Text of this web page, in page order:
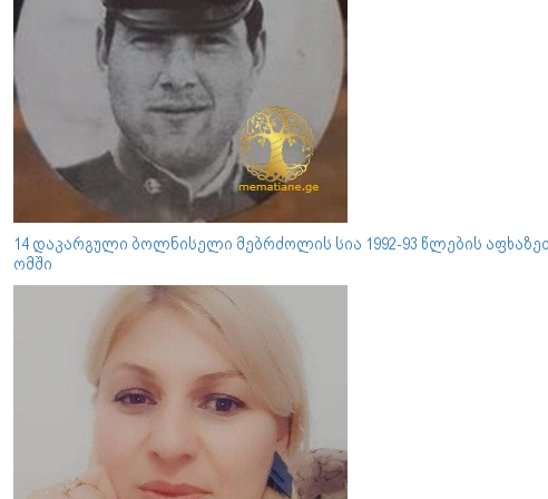
14 დაკარგული ბოლნისელი მებრძოლის სია 1992-93 წლების
ომში